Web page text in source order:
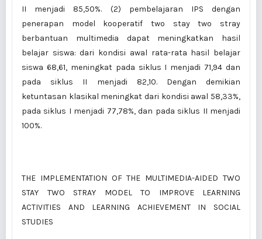
II menjadi 85,50%. (2) pembelajaran IPS dengan
penerapan model kooperatif two stay two stray
berbantuan multimedia dapat meningkatkan hasil
belajar siswa: dari kondisi awal rata-rata hasil belajar
siswa 68,61, meningkat pada siklus I menjadi 71,94 dan
pada siklus II menjadi 82,10. Dengan demikian
ketuntasan klasikal meningkat dari kondisi awal 58,33%,
pada siklus I menjadi 77,78%, dan pada siklus II menjadi
100%.
THE IMPLEMENTATION OF THE MULTIMEDIA-AIDED TWO
STAY TWO STRAY MODEL TO IMPROVE LEARNING
ACTIVITIES AND LEARNING ACHIEVEMENT IN SOCIAL
STUDIES